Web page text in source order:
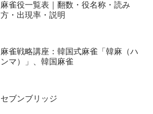
麻雀役一覧表｜翻数・役名称・読み
方・出現率・説明
麻雀戦略講座：韓国式麻雀「韓麻（ハ
ンマ）」、韓国麻雀
セブンブリッジ